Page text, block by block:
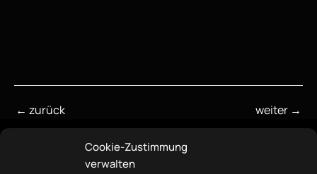
Cookie-Zustimmung
verwalten
← zurück weiter →